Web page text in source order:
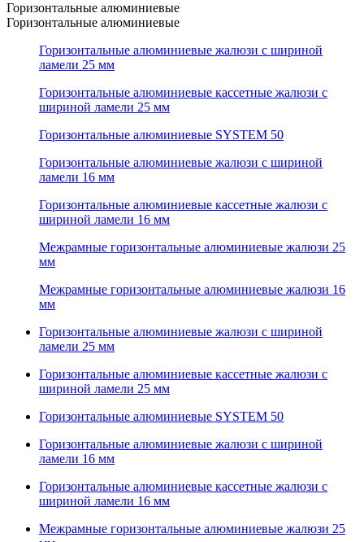
Горизонтальные алюминиевые
Горизонтальные алюминиевые
Горизонтальные алюминиевые жалюзи с шириной
ламели 25 мм
Горизонтальные алюминиевые кассетные жалюзи с
шириной ламели 25 мм
Горизонтальные алюминиевые SYSTEM 50
Горизонтальные алюминиевые жалюзи с шириной
ламели 16 мм
Горизонтальные алюминиевые кассетные жалюзи с
шириной ламели 16 мм
Межрамные горизонтальные алюминиевые жалюзи 25
мм
Межрамные горизонтальные алюминиевые жалюзи 16
мм
Горизонтальные алюминиевые жалюзи с шириной
ламели 25 мм
Горизонтальные алюминиевые кассетные жалюзи с
шириной ламели 25 мм
Горизонтальные алюминиевые SYSTEM 50
Горизонтальные алюминиевые жалюзи с шириной
ламели 16 мм
Горизонтальные алюминиевые кассетные жалюзи с
шириной ламели 16 мм
Межрамные горизонтальные алюминиевые жалюзи 25